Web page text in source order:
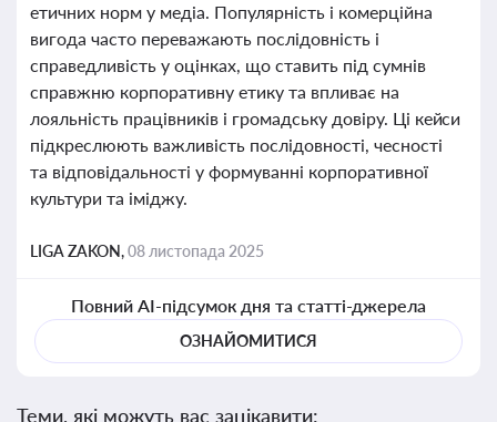
етичних норм у медіа. Популярність і комерційна
вигода часто переважають послідовність і
справедливість у оцінках, що ставить під сумнів
справжню корпоративну етику та впливає на
лояльність працівників і громадську довіру. Ці кейси
підкреслюють важливість послідовності, чесності
та відповідальності у формуванні корпоративної
культури та іміджу.
LIGA ZAKON,08 листопада 2025
Повний AI-підсумок дня та статті-джерела
ОЗНАЙОМИТИСЯ
Теми, які можуть вас зацікавити: